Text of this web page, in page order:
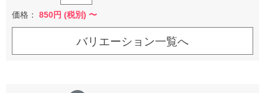
価格： 850円 (税別) 〜
バリエーション一覧へ